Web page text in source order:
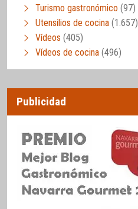
Turismo gastronómico (97)
Utensilios de cocina (1.657)
Vídeos (405)
Vídeos de cocina (496)
Publicidad